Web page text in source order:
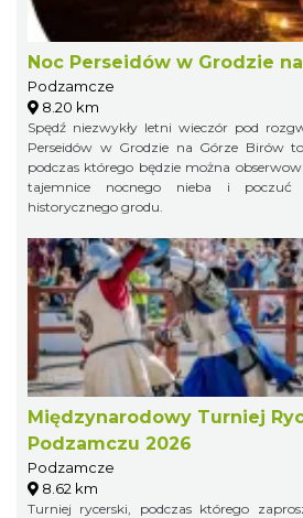
Noc Perseidów w Grodzie
Podzamcze
8.20 km
Spędź niezwykły letni wieczór pod
Perseidów w Grodzie na Górze Birów
podczas którego będzie można
tajemnice nocnego nieba i poczuć
historycznego grodu.
Międzynarodowy Turniej
Podzamczu 2026
Podzamcze
8.62 km
Turniej rycerski, podczas którego